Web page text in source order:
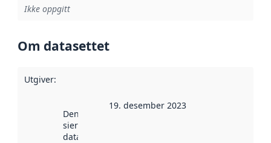
Ikke oppgitt
Om datasettet
Utgiver:
Denne datoen
sier når
datasettet ble
19. desember 2023